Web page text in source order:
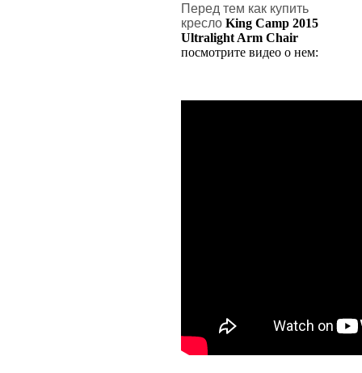
Перед тем как купить
кресло King Camp 2015
Ultralight Arm Chair
посмотрите видео о нем: